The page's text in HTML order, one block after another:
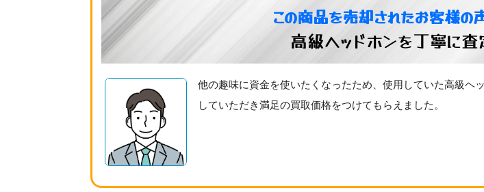
この商品を売却されたお客様の
高級ヘッドホンを丁寧に査
他の趣味に資金を使いたくなったため、使用していた高級ヘ
していただき満足の買取価格をつけてもらえました。